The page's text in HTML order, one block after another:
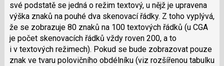
své podstatě se jedná o režim textový, u nějž je upravena
výška znaků na pouhé dva skenovací řádky. Z toho vyplývá,
že se zobrazuje 80 znaků na 100 textových řádků (u CGA
je počet skenovacích řádků vždy roven 200, a to
i v textových režimech). Pokud se bude zobrazovat pouze
znak ve tvaru polovičního obdélníku (viz rozšířenou tabulku